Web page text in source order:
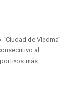
de Viedma”
al
más…